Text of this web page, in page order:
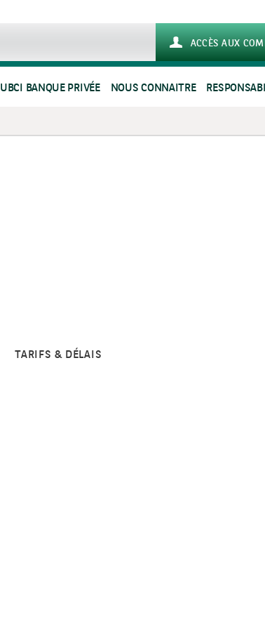
ACCÈS AUX
UBCI BANQUE PRIVÉE NOUS CONNAITRE
TARIFS & DÉLAIS